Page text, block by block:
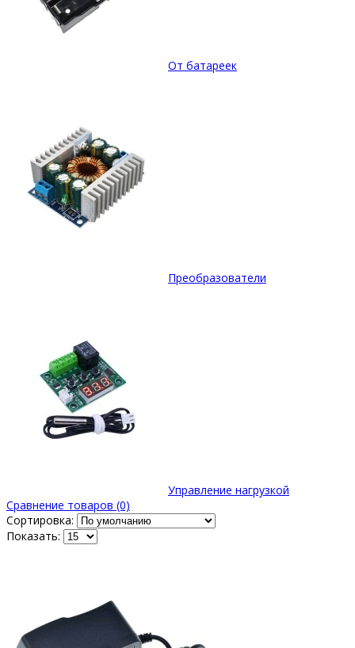
От батареек
Преобразователи
Управление нагрузкой
Сравнение товаров (0)
Сортировка:
Показать: